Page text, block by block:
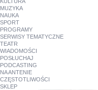
MUZYKA
NAUKA
SPORT
PROGRAMY
SERWISY TEMATYCZNE
TEATR
WIADOMOŚCI
POSŁUCHAJ
PODCASTING
NA ANTENIE
CZĘSTOTLIWOŚCI
SKLEP